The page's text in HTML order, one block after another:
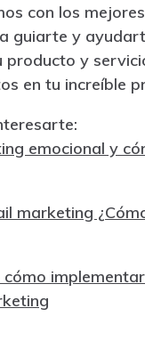
con los mejores
guiarte y
y
en tu increíble
emocional y
marketing